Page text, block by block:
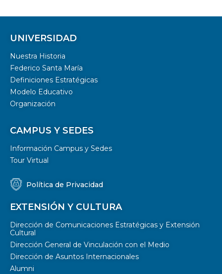
UNIVERSIDAD
Nuestra Historia
Federico Santa María
Definiciones Estratégicas
Modelo Educativo
Organización
CAMPUS Y SEDES
Información Campus y Sedes
Tour Virtual
Política de Privacidad
EXTENSIÓN Y CULTURA
Dirección de Comunicaciones Estratégicas y Extensión
Cultural
Dirección General de Vinculación con el Medio
Dirección de Asuntos Internacionales
Alumni